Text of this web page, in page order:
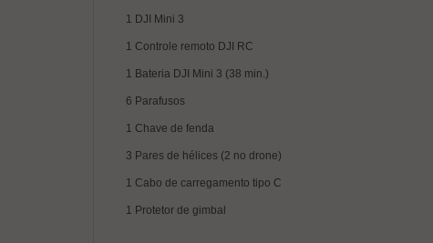
1 DJI Mini 3
1 Controle remoto DJI RC
1 Bateria DJI Mini 3 (38 min.)
6 Parafusos
1 Chave de fenda
3 Pares de hélices (2 no drone)
1 Cabo de carregamento tipo C
1 Protetor de gimbal